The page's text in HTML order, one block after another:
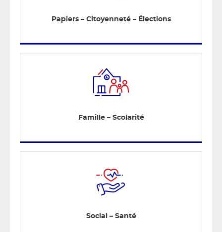
Papiers – Citoyenneté – Élections
Famille – Scolarité
Social – Santé